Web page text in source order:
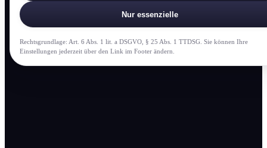
Nur essenzielle
Rechtsgrundlage: Art. 6 Abs. 1 lit. a DSGVO, § 25 Abs. 1 TTDSG. Sie können Ihre
Einstellung­en jederzeit über den Link im Footer ändern.